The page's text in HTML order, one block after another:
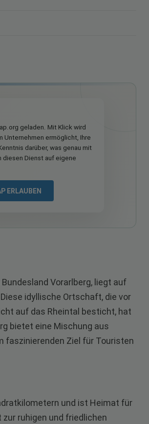
geladen. Mit Klick wird
Unternehmen ermöglicht, Ihre
darüber, was genau mit
diesen Dienst auf eigene
ERLAUBEN
Vorarlberg, liegt auf
idyllische Ortschaft, die vor
auf das Rheintal besticht, hat
bietet eine Mischung aus
faszinierenden Ziel für Touristen
und ist Heimat für
ruhigen und friedlichen